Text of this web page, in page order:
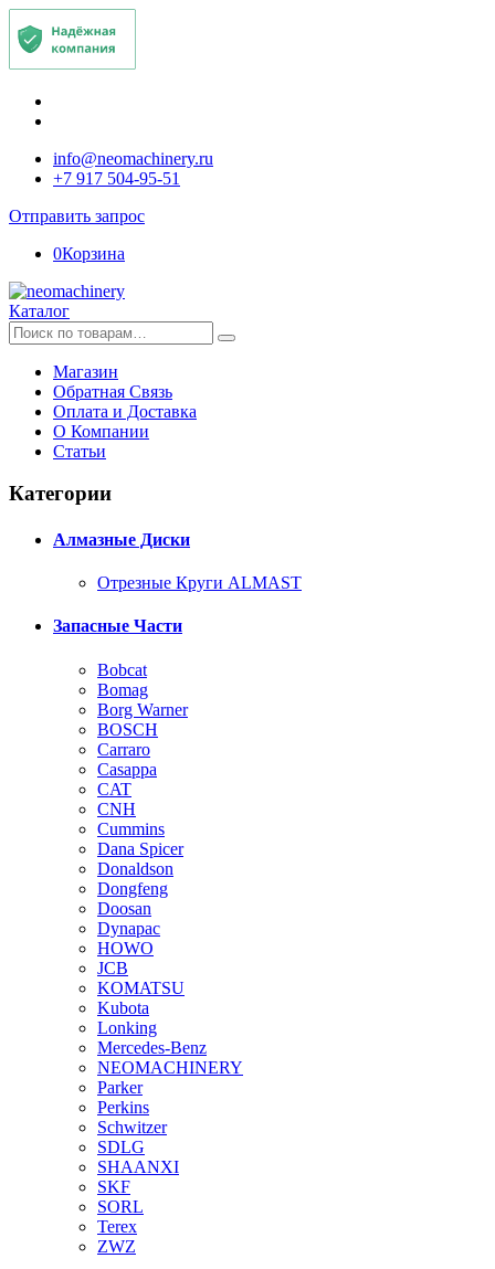
info@neomachinery.ru
+7 917 504-95-51
Отправить запрос
0Корзина
Каталог
Искать:
Магазин
Обратная Связь
Оплата и Доставка
О Компании
Статьи
Категории
Алмазные Диски
Отрезные Круги ALMAST
Запасные Части
Bobcat
Bomag
Borg Warner
BOSCH
Carraro
Casappa
CAT
CNH
Cummins
Dana Spicer
Donaldson
Dongfeng
Doosan
Dynapac
HOWO
JCB
KOMATSU
Kubota
Lonking
Mercedes-Benz
NEOMACHINERY
Parker
Perkins
Schwitzer
SDLG
SHAANXI
SKF
SORL
Terex
ZWZ